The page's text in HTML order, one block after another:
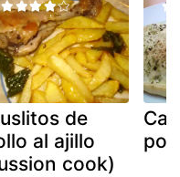
de
al ajillo
cook)